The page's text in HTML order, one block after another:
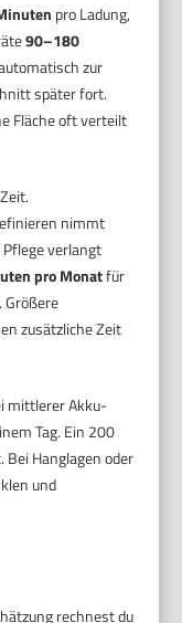
pro Ladung,
90–180
zur
später fort.
Fläche oft verteilt
nimmt
verlangt
pro Monatfür
Größere
zusätzliche Zeit
mittlerer Akku-
Tag. Ein 200
Hanglagen oder
und
rechnest du